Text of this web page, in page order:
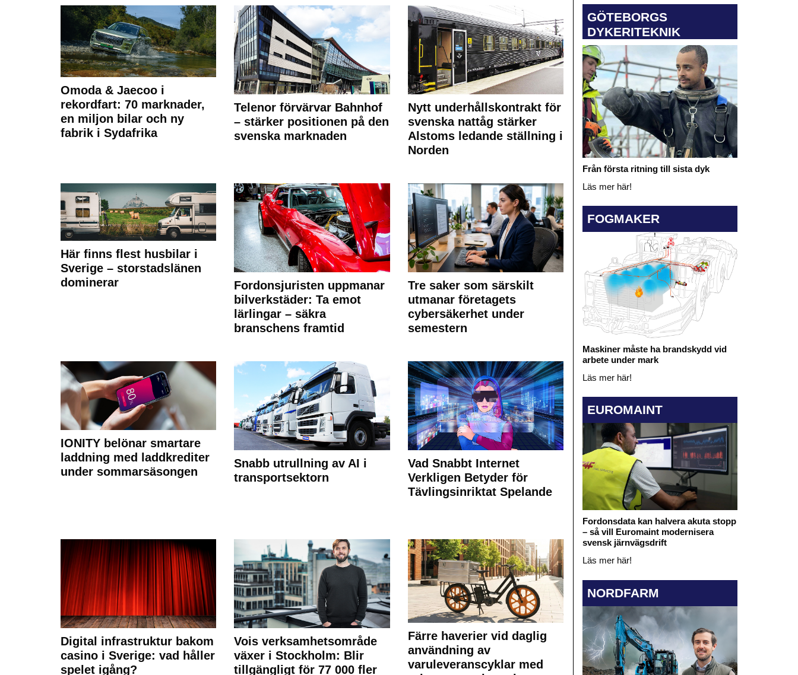
Omoda & Jaecoo i
rekordfart: 70 marknader,
en miljon bilar och ny
fabrik i Sydafrika
Telenor förvärvar Bahnhof
– stärker positionen på den
svenska marknaden
Nytt underhållskontrakt för
svenska nattåg stärker
Alstoms ledande ställning i
Norden
Här finns flest husbilar i
Sverige – storstadslänen
dominerar
Fordonsjuristen uppmanar
bilverkstäder: Ta emot
lärlingar – säkra
branschens framtid
Tre saker som särskilt
utmanar företagets
cybersäkerhet under
semestern
IONITY belönar smartare
laddning med laddkrediter
under sommarsäsongen
Snabb utrullning av AI i
transportsektorn
Vad Snabbt Internet
Verkligen Betyder för
Tävlingsinriktat Spelande
Digital infrastruktur bakom
casino i Sverige: vad håller
spelet igång?
Vois verksamhetsområde
växer i Stockholm: Blir
tillgängligt för 77 000 fler
Färre haverier vid daglig
användning av
varuleveranscyklar med
GÖTEBORGS
DYKERITEKNIK
Från första ritning till sista dyk
Läs mer här!
FOGMAKER
Maskiner måste ha brandskydd vid
arbete under mark
Läs mer här!
EUROMAINT
Fordonsdata kan halvera akuta stopp
– så vill Euromaint modernisera
svensk järnvägsdrift
Läs mer här!
NORDFARM